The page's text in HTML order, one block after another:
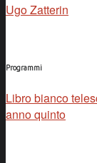
Ugo Zatterin
Programmi
Libro bianco
anno quinto